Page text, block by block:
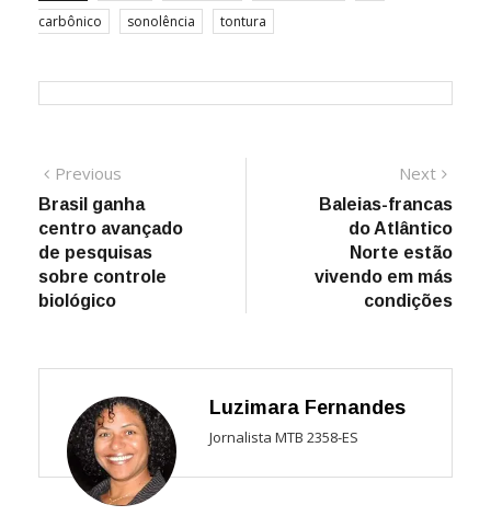
carbônico
sonolência tontura
Navegação
de
Post
Previous
post:
Brasil ganha
centro avançado
de pesquisas
sobre controle
biológico
Next
post:
Baleias-francas
do Atlântico
Norte estão
vivendo em más
condições
Luzimara Fernandes
Jornalista MTB 2358-ES